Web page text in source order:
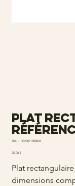
plat
SKU :
SKU
3520071980843
Prix
25,00 €
Plat
dimensions